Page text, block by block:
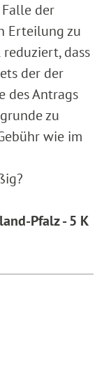
der
Erteilung zu
dass
der der
des Antrags
zu
wie im
Pfalz - 5 K